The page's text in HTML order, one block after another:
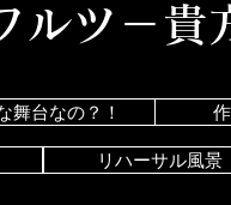
ルツ－貴
舞台なの？！
リハーサル風景